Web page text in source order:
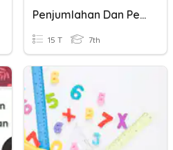
Penjumlahan Dan Pengurangan Bilangan Bulat
15 T 7th